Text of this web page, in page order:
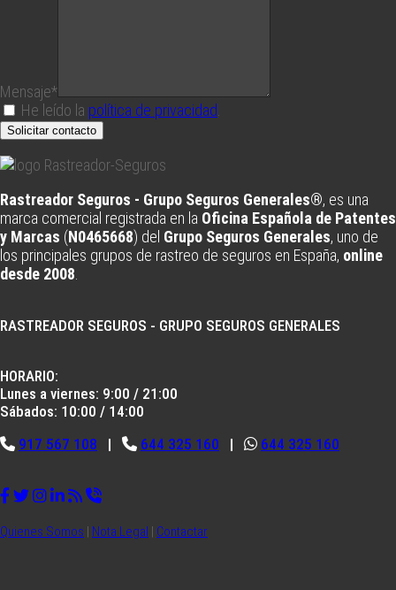
Mensaje*
He leído la política de privacidad
Solicitar contacto
Rastreador Seguros - Grupo Seguros Generales®, es una
marca comercial registrada en la Oficina Española de Patentes
y Marcas (N0465668) del Grupo Seguros Generales, uno de
los principales grupos de rastreo de seguros en España, online
desde 2008
RASTREADOR SEGUROS - GRUPO SEGUROS GENERALES
HORARIO:
Lunes a viernes: 9:00 / 21:00
Sábados: 10:00 / 14:00
917 567 108 | 644 325 160 | 644 325 160
Quienes Somos | Nota Legal | Contactar